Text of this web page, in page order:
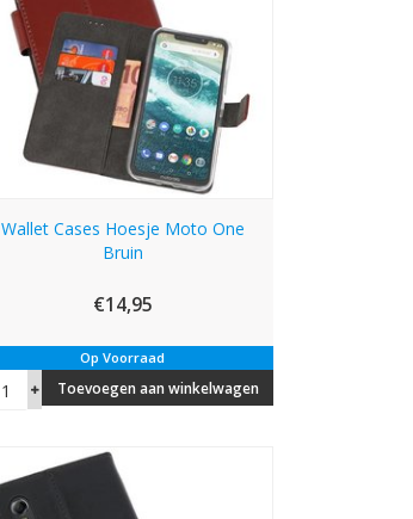
Wallet Cases Hoesje Moto One
Bruin
€14,95
Op Voorraad
Toevoegen aan winkelwagen